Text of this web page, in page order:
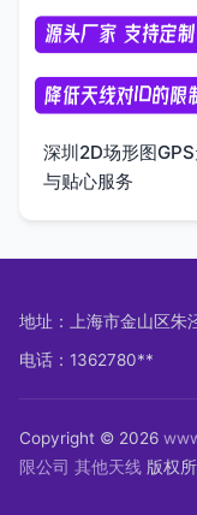
深圳2D场形图
与贴心服务
地址：上海市金山区朱
电话：1362780**
Copyright © 2026
限公司 其他天线 版权